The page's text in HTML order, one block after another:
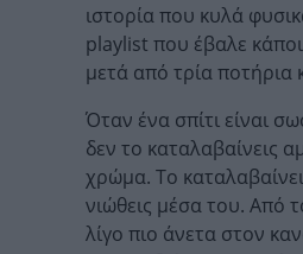
ιστορία που κυλά
playlist που έβαλε
μετά από τρία ποτήρια
Όταν ένα σπίτι είναι
δεν το καταλαβαίνεις
χρώμα. Το
νιώθεις μέσα του. Από
λίγο πιο άνετα στον